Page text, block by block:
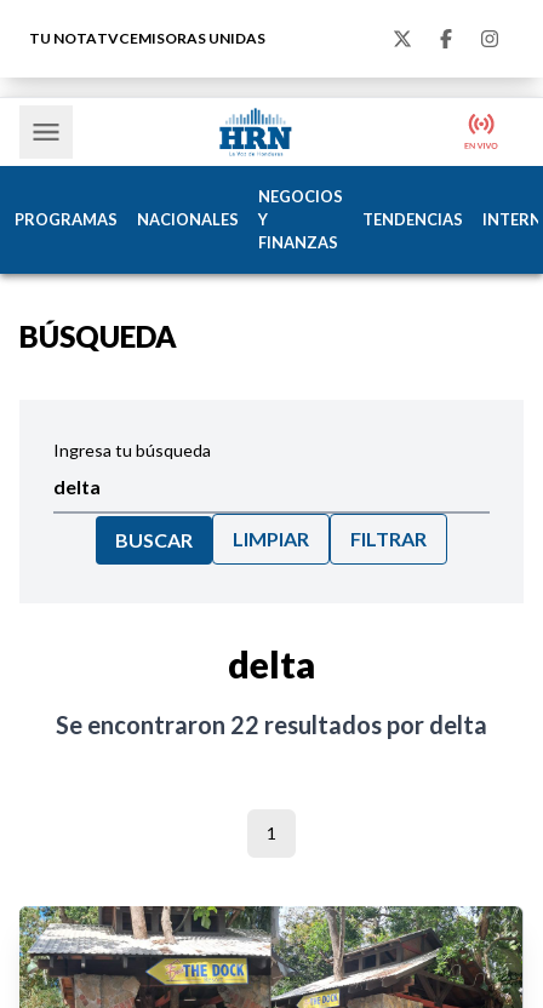
TU NOTATVCEMISORAS UNIDAS
PROGRAMAS NACIONALES
NEGOCIOS
Y
FINANZAS
TENDENCIAS
BÚSQUEDA
Ingresa tu búsqueda
BUSCAR LIMPIAR FILTRAR
delta
Se encontraron 22 resultados por delta
1